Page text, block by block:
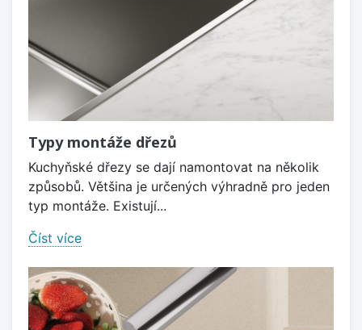
Typy montáže dřezů
Kuchyňské dřezy se dají namontovat na několik
způsobů. Většina je určených výhradně pro jeden
typ montáže. Existují...
Číst více